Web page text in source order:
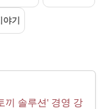
기
끼 솔루션' 경영 강